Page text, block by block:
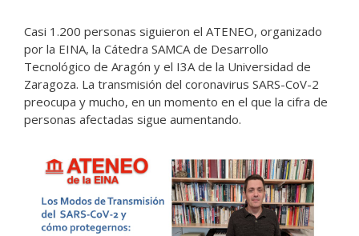
Casi 1.200 personas siguieron el ATENEO, organizado
por la EINA, la Cátedra SAMCA de Desarrollo
Tecnológico de Aragón y el I3A de la Universidad de
Zaragoza. La transmisión del coronavirus SARS-CoV-2
preocupa y mucho, en un momento en el que la cifra de
personas afectadas sigue aumentando.